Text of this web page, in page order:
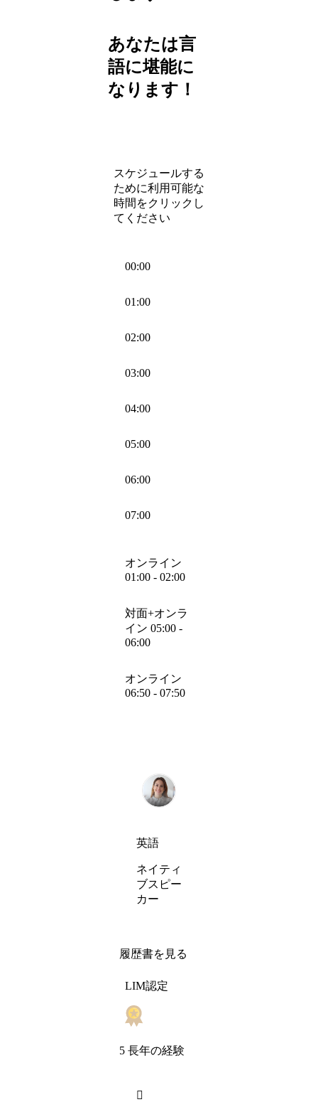
あなたは言
語に堪能に
なります！
スケジュールする
ために利用可能な
時間をクリックし
てください
00:00
01:00
02:00
03:00
04:00
05:00
06:00
07:00
オンライン
01:00 - 02:00
対面+オンラ
イン 05:00 -
06:00
オンライン
06:50 - 07:50
英語
ネイティ
ブスピー
カー
履歴書を見る
LIM認定
5 長年の経験
